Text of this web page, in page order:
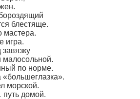
блестяще.
мастера.
игра.
по норме.
«большеглазка».
морской.
домой.